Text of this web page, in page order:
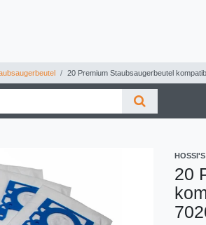
20 Premium Staubsaugerbeutel
20